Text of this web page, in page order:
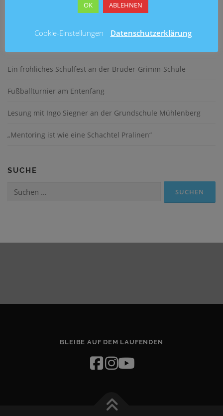
NEUESTE BEITRÄGE
Blick in die Zukunft: Kunstausstellung 2026 an der
Ein fröhliches Schulfest an der Brüder-Grimm-Schule
Fußballturnier am Entenfang
Lesung mit Ingo Siegner an der Grundschule Mühlenberg
„Mentoring ist wie eine Schachtel Pralinen“
SUCHE
Suchen
BLEIBE AUF DEM LAUFENDEN
OK ABLEHNEN
Cookie-Einstellungen Datenschutzerklärung